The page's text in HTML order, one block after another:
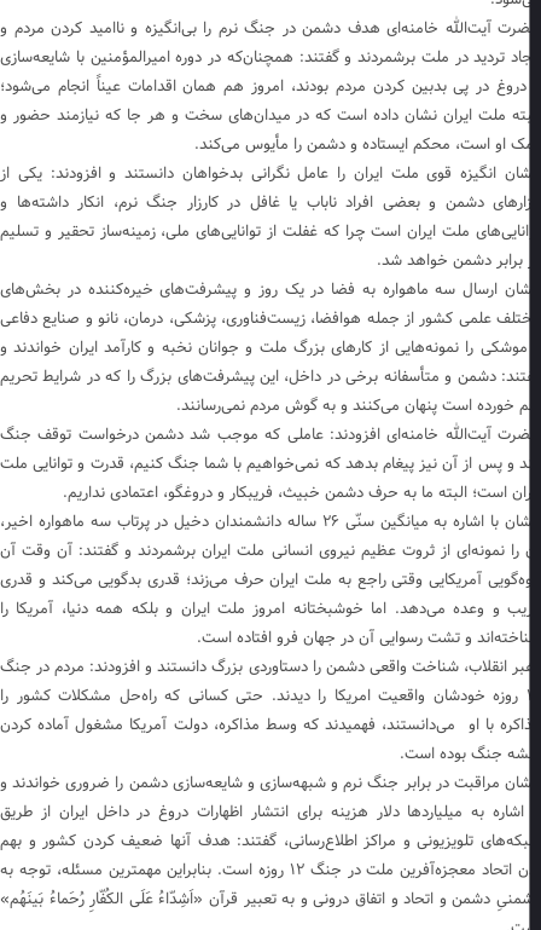
آیت‌الله خامنه‌ای هدف دشمن در جنگ نرم را بی‌انگیزه و ناامید کردن مردم و
تردید در ملت برشمردند و گفتند: همچنان‌که در دوره امیرالمؤمنین با شایعه‌سازی
در پی بدبین کردن مردم بودند، امروز هم همان اقدامات عیناً انجام می‌شود؛
ملت ایران نشان داده است که در میدان‌های سخت و هر جا که نیازمند حضور و
او است، محکم ایستاده و دشمن را مأیوس می‌کند.
انگیزه قوی ملت ایران را عامل نگرانی بدخواهان دانستند و افزودند: یکی از
دشمن و بعضی افراد ناباب یا غافل در کارزار جنگ نرم، انکار داشته‌ها و
ملت ایران است چرا که غفلت از توانایی‌های ملی، زمینه‌ساز تحقیر و تسلیم
برابر دشمن خواهد شد.
ارسال سه ماهواره به فضا در یک روز و پیشرفت‌های خیره‌کننده در بخش‌های
علمی کشور از جمله هوافضا، زیست‌فناوری، پزشکی، درمان، نانو و صنایع دفاعی
را نمونه‌هایی از کارهای بزرگ ملت و جوانان نخبه و کارآمد ایران خواندند و
دشمن و متأسفانه برخی در داخل، این پیشرفت‌های بزرگ را که در شرایط تحریم
خورده است پنهان می‌کنند و به گوش مردم نمی‌رسانند.
آیت‌الله خامنه‌ای افزودند: عاملی که موجب شد دشمن درخواست توقف جنگ
و پس از آن نیز پیغام بدهد که نمی‌خواهیم با شما جنگ کنیم، قدرت و توانایی ملت
است؛ البته ما به حرف دشمن خبیث، فریبکار و دروغگو، اعتمادی نداریم.
ایشان با اشاره به میانگین سنّی ۲۶ ساله دانشمندان دخیل در پرتاب سه ماهواره اخیر،
را نمونه‌ای از ثروت عظیم نیروی انسانی ملت ایران برشمردند و گفتند: آن وقت آن
آمریکایی وقتی راجع به ملت ایران حرف می‌زند؛ قدری بدگویی می‌کند و قدری
و وعده می‌دهد. اما خوشبختانه امروز ملت ایران و بلکه همه دنیا، آمریکا را
و تشت رسوایی آن در جهان فرو افتاده است.
انقلاب، شناخت واقعی دشمن را دستاوردی بزرگ دانستند و افزودند: مردم در جنگ
۱۲ روزه خودشان واقعیت امریکا را دیدند. حتی کسانی که راه‌حل مشکلات کشور را
با او می‌دانستند، فهمیدند که وسط مذاکره، دولت آمریکا مشغول آماده کردن
جنگ بوده است.
مراقبت در برابر جنگ نرم و شبهه‌سازی و شایعه‌سازی دشمن را ضروری خواندند و
اشاره به میلیاردها دلار هزینه برای انتشار اظهارات دروغ در داخل ایران از طریق
تلویزیونی و مراکز اطلاع‌رسانی، گفتند: هدف آنها ضعیف کردن کشور و بهم
زدن اتحاد معجزه‌آفرین ملت در جنگ ۱۲ روزه است. بنابراین مهمترین مسئله، توجه به
دشمن و اتحاد و اتفاق درونی و به تعبیر قرآن «اَشِدّاءُ عَلَی الکُفّارِ رُحَماءُ بَینَهُم»